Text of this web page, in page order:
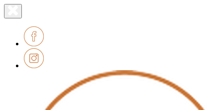
le
Lien
page
accueil